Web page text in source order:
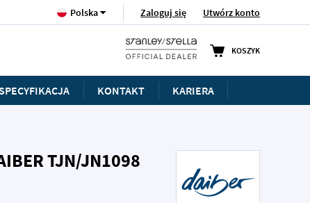
Zaloguj się Utwórz konto
Polska
KOSZYK
KONTAKT KARIERA
TJN/JN1098